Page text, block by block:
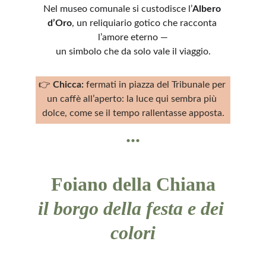
Nel museo comunale si custodisce l’Albero
d’Oro, un reliquiario gotico che racconta
l’amore eterno —
un simbolo che da solo vale il viaggio.
👉 Chicca: fermati in piazza del Tribunale per
un caffè all’aperto: la luce qui sembra più
dolce, come se il tempo rallentasse apposta.
...
Foiano della Chiana
il borgo della festa e dei
colori